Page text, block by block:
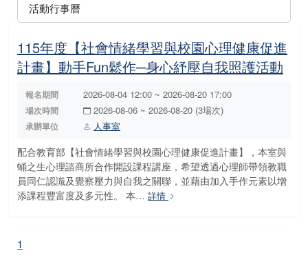
活動行事曆
115年度【社會情緒學習與校園心理健康促進
計畫】動手Fun鬆作─身心紓壓自我照護活動
報名期間 2026-08-04 12:00 ~ 2026-08-20 17:00
場次時間 2026-08-06 ~ 2026-08-20 (3場次)
承辦單位 人事室
配合教育部【社會情緒學習與校園心理健康促進計畫】，本室與
蛹之生心理諮商所合作開設課程講座，希望透過心理師帶領教職
員同仁認識及覺察壓力與自我之關聯，並藉由加入手作元素以增
添課程豐富度及多元性。 本… 詳情
1